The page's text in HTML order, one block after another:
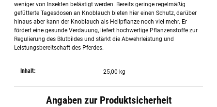
weniger von Insekten belästigt werden. Bereits geringe regelmäßig
gefütterte Tagesdosen an Knoblauch bieten hier einen Schutz, darüber
hinaus aber kann der Knoblauch als Heilpflanze noch viel mehr. Er
fördert eine gesunde Verdauung, liefert hochwertige Pflanzenstoffe zur
Regulierung des Blutbildes und stärkt die Abwehrleistung und
Leistungsbereitschaft des Pferdes.
Inhalt: 25,00 kg
Angaben zur Produktsicherheit